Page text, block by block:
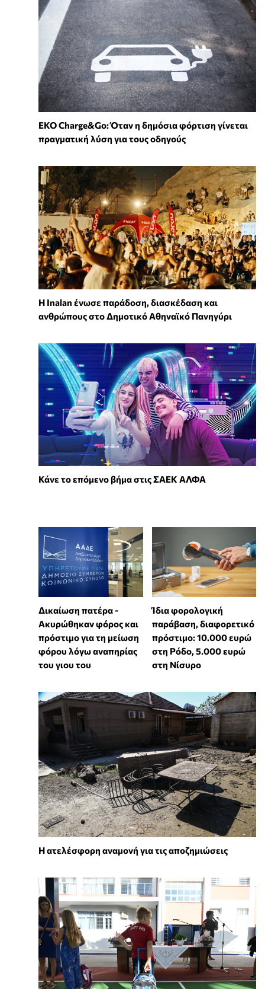
EKO Charge&Go: Όταν η δημόσια φόρτιση γίνεται
πραγματική λύση για τους οδηγούς
Η Inalan ένωσε παράδοση, διασκέδαση και
ανθρώπους στο Δημοτικό Αθηναϊκό Πανηγύρι
Κάνε το επόμενο βήμα στις ΣΑΕΚ ΑΛΦΑ
Δικαίωση πατέρα -
Ακυρώθηκαν φόρος και
πρόστιμο για τη μείωση
φόρου λόγω αναπηρίας
του γιου του
Ίδια φορολογική
παράβαση, διαφορετικό
πρόστιμο: 10.000 ευρώ
στη Ρόδο, 5.000 ευρώ
στη Νίσυρο
Η ατελέσφορη αναμονή για τις αποζημιώσεις